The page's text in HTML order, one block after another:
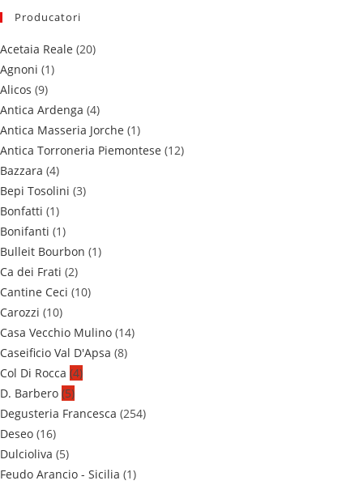
Producatori
Acetaia Reale (20)
Agnoni (1)
Alicos (9)
Antica Ardenga (4)
Antica Masseria Jorche (1)
Antica Torroneria Piemontese (12)
Bazzara (4)
Bepi Tosolini (3)
Bonfatti (1)
Bonifanti (1)
Bulleit Bourbon (1)
Ca dei Frati (2)
Cantine Ceci (10)
Carozzi (10)
Casa Vecchio Mulino (14)
Caseificio Val D'Apsa (8)
Col Di Rocca (4)
D. Barbero (5)
Degusteria Francesca (254)
Deseo (16)
Dulcioliva (5)
Feudo Arancio - Sicilia (1)